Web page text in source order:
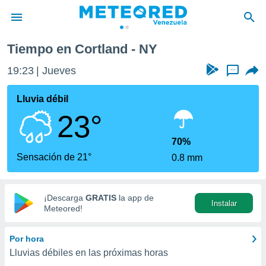
de
ha
para
que se
calidad.
a este
las
y
digital
basada
Tiempo en Cortland - NY
19:23 Jueves ...
Lluvia débil
23°
Sensación de 21°
70%
0.8 mm
¡Descarga GRATIS la app de
Meteored!
Instalar
Por hora
Lluvias débiles en las próximas horas